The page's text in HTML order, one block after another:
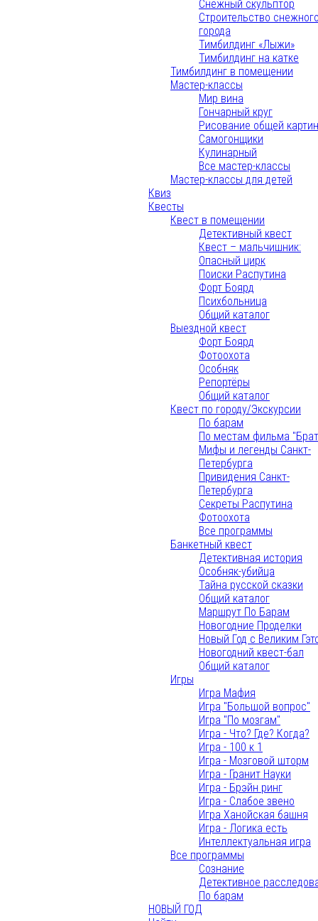
Снежный скульптор
Строительство
города
Тимбилдинг «Лыжи»
Тимбилдинг на катке
Тимбилдинг в помещении
Мастер-классы
Мир вина
Гончарный круг
Рисование общей
Самогонщики
Кулинарный
Все мастер-классы
Мастер-классы для детей
Квиз
Квесты
Квест в помещении
Детективный квест
Квест – мальчишник:
Опасный цирк
Поиски Распутина
Форт Боярд
Психбольница
Общий каталог
Выездной квест
Форт Боярд
Фотоохота
Особняк
Репортёры
Общий каталог
Квест по городу/Экскурсии
По барам
По местам фильма
Мифы и легенды Санкт-
Петербурга
Привидения Санкт-
Петербурга
Секреты Распутина
Фотоохота
Все программы
Банкетный квест
Детективная история
Особняк-убийца
Тайна русской сказки
Общий каталог
Маршрут По Барам
Новогодние Проделки
Новый Год с Великим
Новогодний квест-бал
Общий каталог
Игры
Игра Мафия
Игра "Большой вопрос"
Игра "По мозгам"
Игра - Что? Где? Когда?
Игра - 100 к 1
Игра - Мозговой шторм
Игра - Гранит Науки
Игра - Брэйн ринг
Игра - Слабое звено
Игра Ханойская башня
Игра - Логика есть
Интеллектуальная игра
Все программы
Сознание
Детективное
По барам
НОВЫЙ ГОД